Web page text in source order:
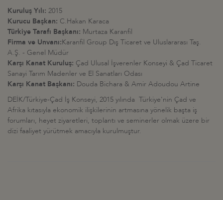
Kuruluş Yılı: 2015
Kurucu Başkan: C.Hakan Karaca
Türkiye Tarafı Başkanı: Murtaza Karanfil
Firma ve Unvanı:Karanfil Group Dış Ticaret ve Uluslararası Taş.
A.Ş. - Genel Müdür
Karşı Kanat Kuruluş: Çad Ulusal İşverenler Konseyi & Çad Ticaret
Sanayi Tarım Madenler ve El Sanatları Odası
Karşı Kanat Başkanı: Douda Bichara & Amir Adoudou Artine
DEİK/Türkiye-Çad İş Konseyi, 2015 yılında Türkiye'nin Çad ve
Afrika kıtasıyla ekonomik ilişkilerinin artmasına yönelik başta iş
forumları, heyet ziyaretleri, toplantı ve seminerler olmak üzere bir
dizi faaliyet yürütmek amacıyla kurulmuştur.